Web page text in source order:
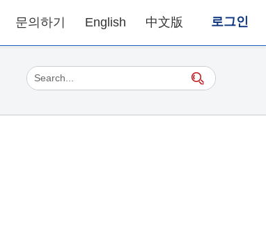
문의하기 English 中文版 로그인